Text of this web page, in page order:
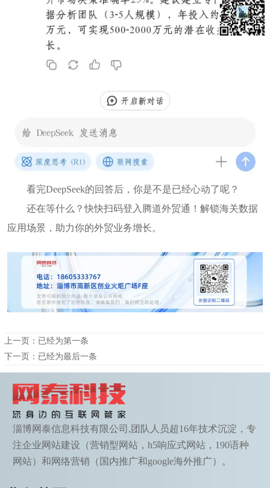
看完DeepSeek的回答后，你是不是已经心动了呢？
还在等什么？快快扫码登入腾道外贸通！解锁海关数据
应用场景，助力你的外贸业务增长。
上一页：已经为第一条
下一页：已经为最后一条
淄博网泰信息科技有限公司,团队人员超16年技术沉淀，专
注企业网站建设（营销型网站，h5响应式网站，190语种
网站）和网络营销（国内推广和google海外推广）。